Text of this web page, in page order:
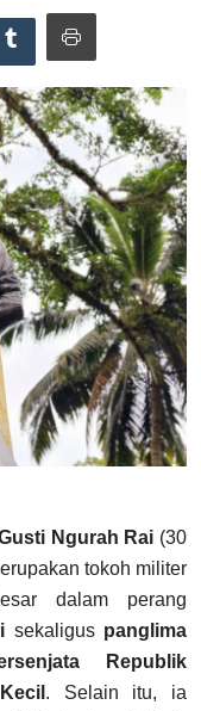
Ngurah Rai (30
tokoh militer
dalam perang
sekaligus panglima
Republik
. Selain itu, ia